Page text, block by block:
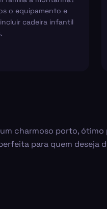
o equipamento e
cadeira infantil
charmoso porto,
para quem deseja